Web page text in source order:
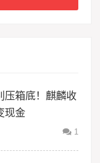
压箱底！麒麟收
现金
1